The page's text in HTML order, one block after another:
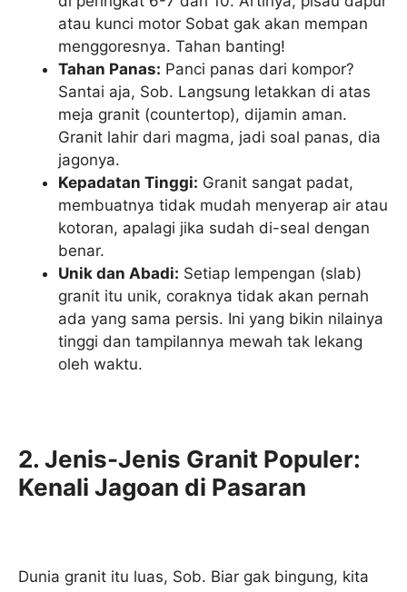
atau kunci motor Sobat gak akan mempan
menggoresnya. Tahan banting!
Tahan Panas: Panci panas dari kompor?
Santai aja, Sob. Langsung letakkan di atas
meja granit (countertop), dijamin aman.
Granit lahir dari magma, jadi soal panas, dia
jagonya.
Kepadatan Tinggi: Granit sangat padat,
membuatnya tidak mudah menyerap air atau
kotoran, apalagi jika sudah di-seal dengan
benar.
Unik dan Abadi: Setiap lempengan (slab)
granit itu unik, coraknya tidak akan pernah
ada yang sama persis. Ini yang bikin nilainya
tinggi dan tampilannya mewah tak lekang
oleh waktu.
2. Jenis-Jenis Granit Populer:
Kenali Jagoan di Pasaran
Dunia granit itu luas, Sob. Biar gak bingung, kita